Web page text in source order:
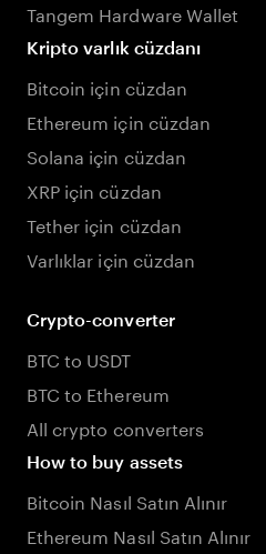
Tangem Hardware Wallet
Kripto varlık cüzdanı
Bitcoin için cüzdan
Ethereum için cüzdan
Solana için cüzdan
XRP için cüzdan
Tether için cüzdan
Varlıklar için cüzdan
Crypto-converter
BTC to USDT
BTC to Ethereum
All crypto converters
How to buy assets
Bitcoin Nasıl Satın Alınır
Ethereum Nasıl Satın Alınır